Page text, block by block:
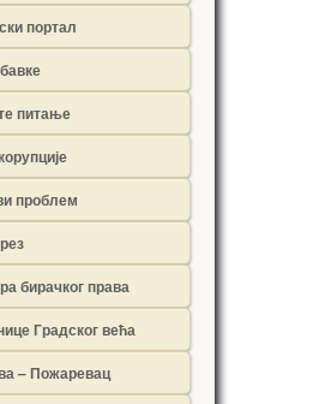
портал
питање
проблем
бирачког права
Градског већа
– Пожаревац